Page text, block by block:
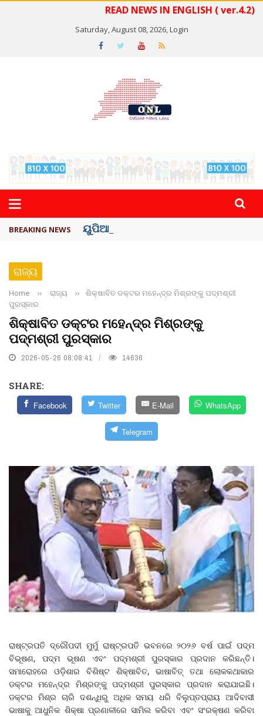
READ NEWS IN ENGLISH ( ver.4.2)
Saturday, August 08, 2026,Login
BREAKING NEWS ୟୁପିଆଇ ଓ ଅନ୍ୟାନ୍ୟ ଡିଜିଟାଲ୍ ନେଣଦେଣ ...
ରାଜ୍ୟ
Home ›› ରାଜ୍ୟ ››
ଶିକ୍ଷାବିତ ଡକ୍ଟର ମହେନ୍ଦ୍ର ମିଶ୍ରଙ୍କୁ ପଦ୍ମଶ୍ରୀ
ପୁରସ୍କାର
ଶିକ୍ଷାବିତ ଡକ୍ଟର ମହେନ୍ଦ୍ର ମିଶ୍ରଙ୍କୁ
ପଦ୍ମଶ୍ରୀ ପୁରସ୍କାର
2026-05-26 08:08:41 14636
SHARE:
Facebook Twitter E-Mail WhatsApp
Telegram
ରାଷ୍ଟ୍ରପତି ଦ୍ରୌପଦୀ ମୁର୍ମୁ ରାଷ୍ଟ୍ରପତି ଭବନରେ ୨୦୨୬ ବର୍ଷ ପାଇଁ ପଦ୍ମ
ବିଭୂଷଣ, ପଦ୍ମ ଭୂଷଣ ଏବଂ ପଦ୍ମଶ୍ରୀ ପୁରସ୍କାର ପ୍ରଦାନ କରିଛନ୍ତି।
ସମାରୋହରେ ଓଡ଼ିଶାର ବିଶିଷ୍ଟ ଶିକ୍ଷାବିତ, ଭାଷାବିତ୍‌ ତଥା ଲୋକକଥାକାର
ଡକ୍ଟର ମହେନ୍ଦ୍ର ମିଶ୍ରଙ୍କୁ ପଦ୍ମଶ୍ରୀ ପୁରସ୍କାର ପ୍ରଦାନ କରାଯାଇଛି।
ଡକ୍ଟର ମିଶ୍ର ଚାରି ଦଶନ୍ଧିରୁ ଅଧିକ ସମୟ ଧରି ବିଲୁପ୍ତପ୍ରାୟ ଆଦିବାସୀ
ଭାଷାକୁ ଆଧୁନିକ ଶିକ୍ଷା ପ୍ରଣାଳୀରେ ସାମିଲ କରିବା ଏବଂ ସଂରକ୍ଷଣ କରିବା